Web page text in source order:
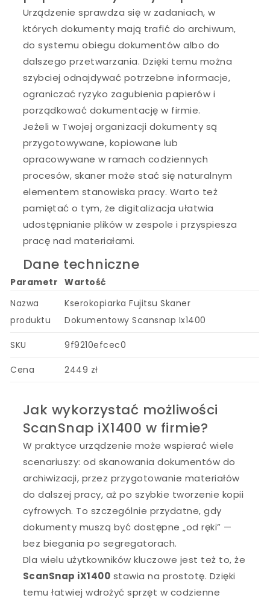
Urządzenie sprawdza się w zadaniach, w
których dokumenty mają trafić do archiwum,
do systemu obiegu dokumentów albo do
dalszego przetwarzania. Dzięki temu można
szybciej odnajdywać potrzebne informacje,
ograniczać ryzyko zagubienia papierów i
porządkować dokumentację w firmie.
Jeżeli w Twojej organizacji dokumenty są
przygotowywane, kopiowane lub
opracowywane w ramach codziennych
procesów, skaner może stać się naturalnym
elementem stanowiska pracy. Warto też
pamiętać o tym, że digitalizacja ułatwia
udostępnianie plików w zespole i przyspiesza
pracę nad materiałami.
Dane techniczne
Parametr
Wartość
Nazwa
produktu
Kserokopiarka Fujitsu Skaner
Dokumentowy Scansnap Ix1400
SKU 9f9210efcec0
Cena 2449 zł
Jak wykorzystać możliwości
ScanSnap iX1400 w firmie?
W praktyce urządzenie może wspierać wiele
scenariuszy: od skanowania dokumentów do
archiwizacji, przez przygotowanie materiałów
do dalszej pracy, aż po szybkie tworzenie kopii
cyfrowych. To szczególnie przydatne, gdy
dokumenty muszą być dostępne „od ręki” —
bez biegania po segregatorach.
Dla wielu użytkowników kluczowe jest też to, że
ScanSnap iX1400 stawia na prostotę. Dzięki
temu łatwiej wdrożyć sprzęt w codzienne